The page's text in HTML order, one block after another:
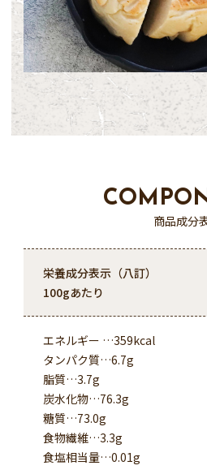
商品成分
栄養成分表示（八訂）
100gあたり
エネルギー …359kcal
タンパク質…6.7g
脂質…3.7g
炭水化物…76.3g
糖質…73.0g
食物繊維…3.3g
食塩相当量…0.01g